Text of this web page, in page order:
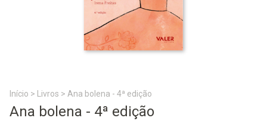
Início > Livros > Ana bolena - 4ª edição
Ana bolena - 4ª edição